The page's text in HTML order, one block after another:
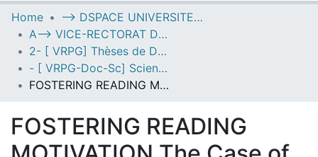
UNIVERSITY OF D.L SIDI BEL ABBES
Communities & Collections
All of DSpace
Statistics
Home
--> DSPACE UNIVERSITE DJILALLI LIABES DE SIDI BEL ABBES
A--> VICE-RECTORAT DE LA POST-GRADUATION
2- [ VRPG] Thèses de Doctorat en Sciences
- [ VRPG-Doc-Sc] Sciences humaines et sociales --- علوم إنسانية واجتماعية
FOSTERING READING MOTIVATION The Case of First -Year –Students of English at Djillali Liabes University Sidi-bel-Abbes
FOSTERING READING